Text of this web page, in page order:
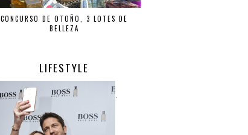
CONCURSO DE OTOÑO, 3 LOTES DE
BELLEZA
LIFESTYLE
.